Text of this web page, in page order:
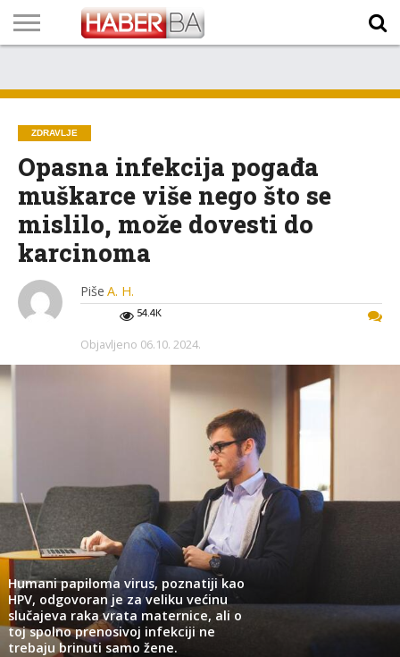
TECH
PROGRAM
PROGNOZA
PUTEVIMA
LISTA
NAMA
ZDRAVLJE
Opasna infekcija pogađa
muškarce više nego što se
mislilo, može dovesti do
karcinoma
Piše A. H.
54.4K
Objavljeno 06.10. 2024.
Humani papiloma virus, poznatiji kao
HPV, odgovoran je za veliku većinu
slučajeva raka vrata maternice, ali o
toj spolno prenosivoj infekciji ne
trebaju brinuti samo žene.